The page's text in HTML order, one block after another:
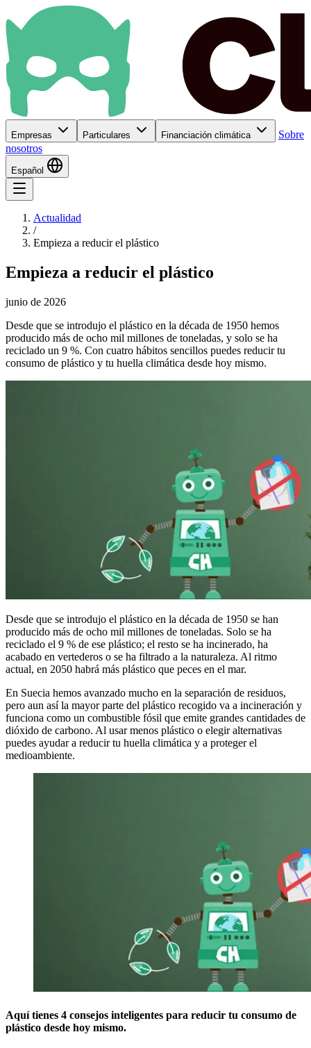
Empresas Particulares Financiación climática
Sobre
nosotros
Español
Actualidad
/
Empieza a reducir el plástico
Empieza a reducir el plástico
junio de 2026
Desde que se introdujo el plástico en la década de 1950 hemos
producido más de ocho mil millones de toneladas, y solo se ha
reciclado un 9 %. Con cuatro hábitos sencillos puedes reducir tu
consumo de plástico y tu huella climática desde hoy mismo.
Desde que se introdujo el plástico en la década de 1950 se han
producido más de ocho mil millones de toneladas. Solo se ha
reciclado el 9 % de ese plástico; el resto se ha incinerado, ha
acabado en vertederos o se ha filtrado a la naturaleza. Al ritmo
actual, en 2050 habrá más plástico que peces en el mar.
En Suecia hemos avanzado mucho en la separación de residuos,
pero aun así la mayor parte del plástico recogido va a incineración y
funciona como un combustible fósil que emite grandes cantidades de
dióxido de carbono. Al usar menos plástico o elegir alternativas
puedes ayudar a reducir tu huella climática y a proteger el
medioambiente.
Aquí tienes 4 consejos inteligentes para reducir tu consumo de
plástico desde hoy mismo.